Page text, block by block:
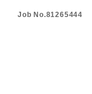
Job No.81265444